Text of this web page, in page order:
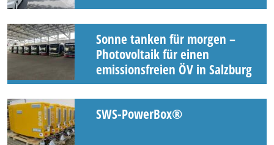
Sonne tanken für morgen –
Photovoltaik für einen
emissionsfreien ÖV in Salzburg
SWS-PowerBox®